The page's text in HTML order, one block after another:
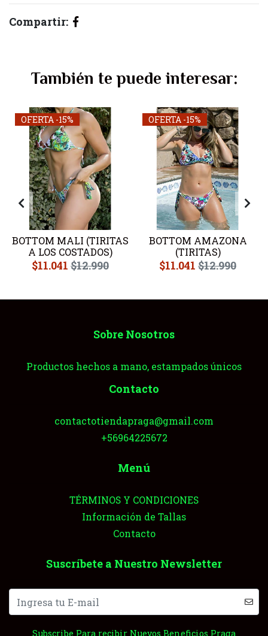
Compartir:
También te puede interesar:
OFERTA -15%
BOTTOM MALI (TIRITAS
A LOS COSTADOS)
$11.041 $12.990
OFERTA -15%
BOTTOM AMAZONA
(TIRITAS)
$11.041 $12.990
Sobre Nosotros
Productos hechos a mano, estampados únicos
Contacto
contactotiendapraga@gmail.com
+56964225672
Menú
TÉRMINOS Y CONDICIONES
Información de Tallas
Contacto
Suscríbete a Nuestro Newsletter
Subscribe Para recibir Nuevos Beneficios Praga